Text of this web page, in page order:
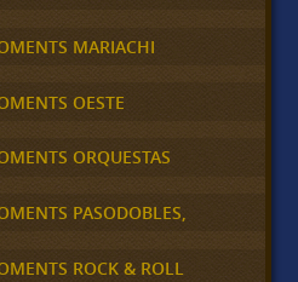
MARIACHI
OESTE
ORQUESTAS
PASODOBLES,
ROCK & ROLL